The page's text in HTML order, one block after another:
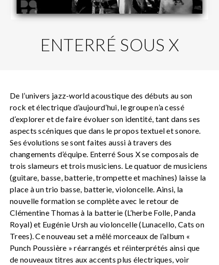
ENTERRÉ SOUS X
De l’univers jazz-world acoustique des débuts au son
rock et électrique d’aujourd’hui, le groupe n’a cessé
d’explorer et de faire évoluer son identité, tant dans ses
aspects scéniques que dans le propos textuel et sonore.
Ses évolutions se sont faites aussi à travers des
changements d’équipe. Enterré Sous X se composais de
trois slameurs et trois musiciens. Le quatuor de musiciens
(guitare, basse, batterie, trompette et machines) laisse la
place à un trio basse, batterie, violoncelle. Ainsi, la
nouvelle formation se complète avec le retour de
Clémentine Thomas à la batterie (L’herbe Folle, Panda
Royal) et Eugénie Ursh au violoncelle (Lunacello, Cats on
Trees). Ce nouveau set a mêlé morceaux de l’album «
Punch Poussière » réarrangés et réinterprétés ainsi que
de nouveaux titres aux accents plus électriques, voir